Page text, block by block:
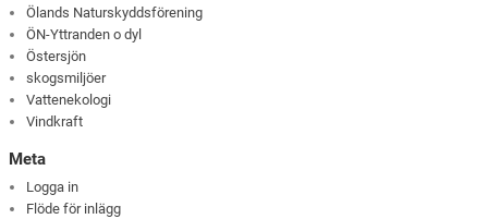
Ölands Naturskyddsförening
ÖN-Yttranden o dyl
Östersjön
skogsmiljöer
Vattenekologi
Vindkraft
Meta
Logga in
Flöde för inlägg